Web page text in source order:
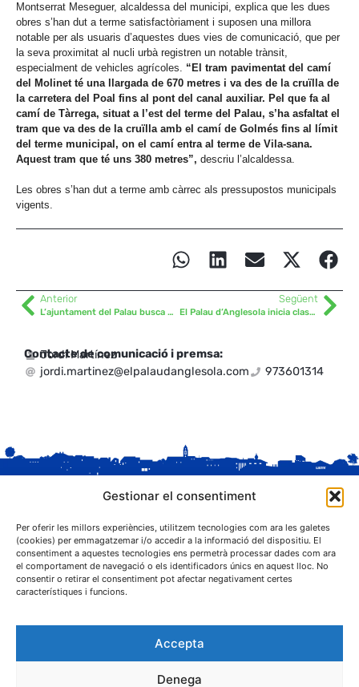
Gestionar el consentiment
Per oferir les millors experiències, utilitzem tecnologies com ara les galetes
(cookies) per emmagatzemar i/o accedir a la informació del dispositiu. El
consentiment a aquestes tecnologies ens permetrà processar dades com ara
el comportament de navegació o els identificadors únics en aquest lloc. No
consentir o retirar el consentiment pot afectar negativament certes
característiques i funcions.
Accepta
Denega
Montserrat Meseguer, alcaldessa del municipi, explica que les dues
obres s’han dut a terme satisfactòriament i suposen una millora
notable per als usuaris d’aquestes dues vies de comunicació, que per
la seva proximitat al nucli urbà registren un notable trànsit,
especialment de vehicles agrícoles. “El tram pavimentat del camí
del Molinet té una llargada de 670 metres i va des de la cruïlla de
la carretera del Poal fins al pont del canal auxiliar. Pel que fa al
camí de Tàrrega, situat a l’est del terme del Palau, s’ha asfaltat el
tram que va des de la cruïlla amb el camí de Golmés fins al límit
del terme municipal, on el camí entra al terme de Vila-sana.
Aquest tram que té uns 380 metres”, descriu l’alcaldessa.
Les obres s’han dut a terme amb càrrec als pressupostos municipals
vigents.
Anterior
L’ajuntament del Palau busca nova secretària-interventora
Següent
El Palau d’Anglesola inicia classes de ‘Spinning’
Contacte de comunicació i premsa:
Jordi Martínez
jordi.martinez@elpalaudanglesola.com
973601314
C. Sant Josep, 1
25243 El Palau d'Anglesola (Pla d'Urgell)